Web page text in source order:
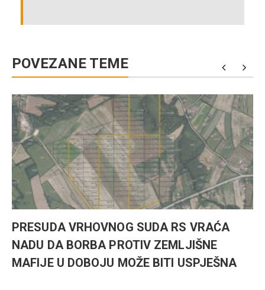
POVEZANE TEME
PRESUDA VRHOVNOG SUDA RS VRAĆA
NADU DA BORBA PROTIV ZEMLJIŠNE
MAFIJE U DOBOJU MOŽE BITI USPJEŠNA